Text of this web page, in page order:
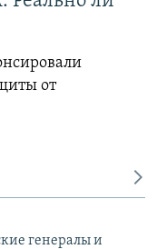
от
генералы и